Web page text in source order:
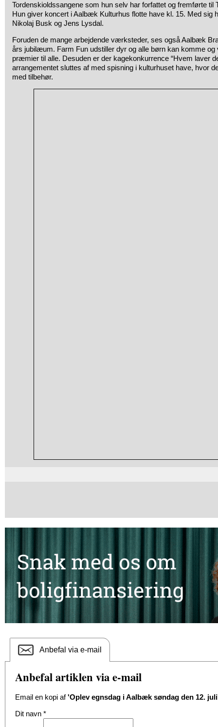
Tordenskioldssangene som hun selv har forfattet og fremførte til
Hun giver koncert i Aalbæk Kulturhus flotte have kl. 15. Med sig
Nikolaj Busk og Jens Lysdal.
Foruden de mange arbejdende værksteder, ses også Aalbæk
års jubilæum. Farm Fun udstiller dyr og alle børn kan komme
præmier til alle. Desuden er der kagekonkurrence “Hvem laver
arrangementet sluttes af med spisning i kulturhuset have, hvor
med tilbehør.
Anbefal via e-mail
Anbefal artiklen via e-mail
Email en kopi af'Oplev egnsdag i Aalbæk søndag den 12.
Dit navn *